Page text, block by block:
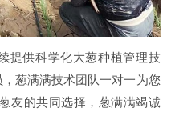
提供科学化大葱种植管理技
葱满满技术团队一对一为您
友的共同选择，葱满满竭诚